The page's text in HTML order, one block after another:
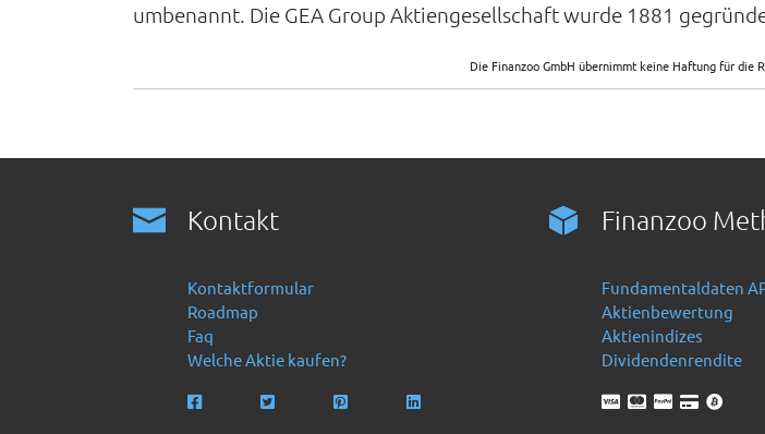
umbenannt. Die GEA Group Aktiengesellschaft wurde 1881
Die Finanzoo GmbH übernimmt keine Haftung für die
Kontakt
Kontaktformular
Roadmap
Faq
Welche Aktie kaufen?
Finanzoo
Fundamentaldaten
Aktienbewertung
Aktienindizes
Dividendenrendite